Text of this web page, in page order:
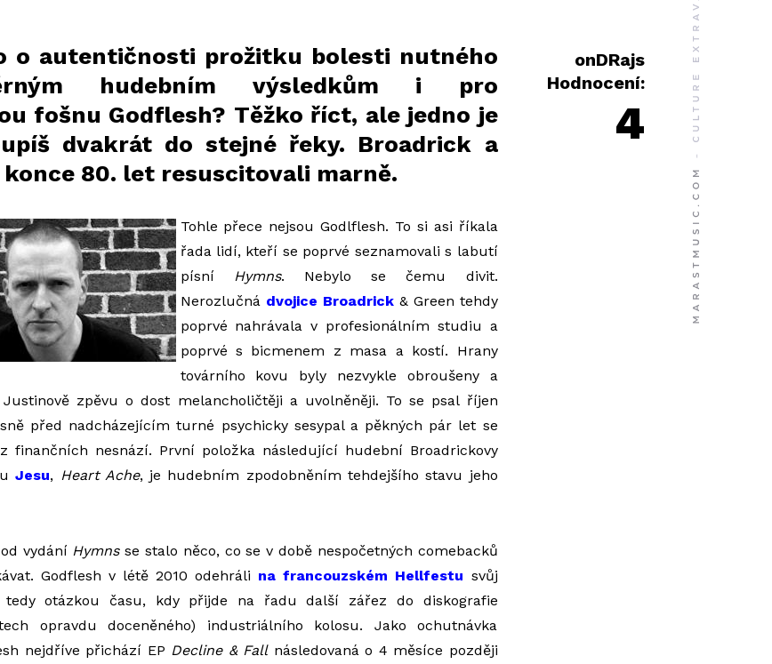
onDRajs
Hodnocení:
4
o autentičnosti prožitku bolesti nutného
hudebním výsledkům i pro
fošnu Godflesh? Těžko říct, ale jedno je
dvakrát do stejné řeky. Broadrick a
konce 80. let resuscitovali marně.
Tohle přece nejsou Godlflesh. To si asi říkala
řada lidí, kteří se poprvé seznamovali s labutí
písní Hymns. Nebylo se čemu divit.
Nerozlučná dvojice Broadrick& Green tehdy
poprvé nahrávala v profesionálním studiu a
poprvé s bicmenem z masa a kostí. Hrany
továrního kovu byly nezvykle obroušeny a
zpěvu o dost melancholičtěji a uvolněněji. To se psal říjen
před nadcházejícím turné psychicky sesypal a pěkných pár let se
finančních nesnází. První položka následující hudební Broadrickovy
Jesu, Heart Ache, je hudebním zpodobněním tehdejšího stavu jeho
vydání Hymnsse stalo něco, co se v době nespočetných comebacků
Godflesh v létě 2010 odehráli na francouzském Hellfestu svůj
tedy otázkou času, kdy přijde na řadu další zářez do diskografie
opravdu doceněného) industriálního kolosu. Jako ochutnávka
nejdříve přichází EP Decline & Fallnásledovaná o 4 měsíce později